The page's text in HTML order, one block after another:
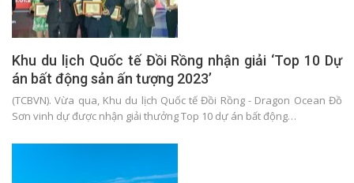
Khu du lịch Quốc tế Đồi Rồng nhận giải ‘Top 10 Dự
án bất động sản ấn tượng 2023’
(TCBVN). Vừa qua, Khu du lịch Quốc tế Đồi Rồng - Dragon Ocean Đồ
Sơn vinh dự được nhận giải thưởng Top 10 dự án bất động…